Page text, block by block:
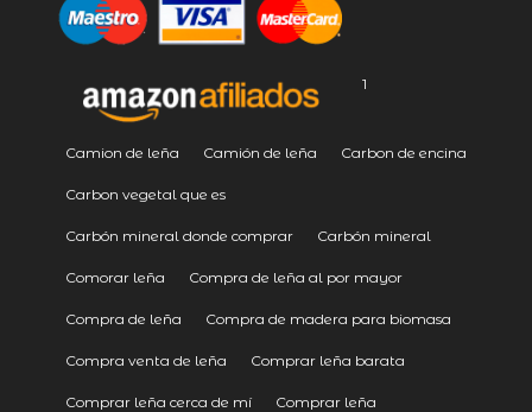
1
Camion de leña Camión de leña Carbon de encina
Carbon vegetal que es
Carbón mineral donde comprar Carbón mineral
Comorar leña Compra de leña al por mayor
Compra de leña Compra de madera para biomasa
Compra venta de leña Comprar leña barata
Comprar leña cerca de mí Comprar leña